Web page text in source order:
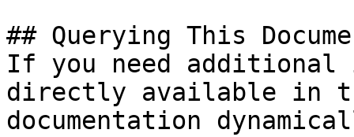
## Querying This
If you need
directly available in
documentation